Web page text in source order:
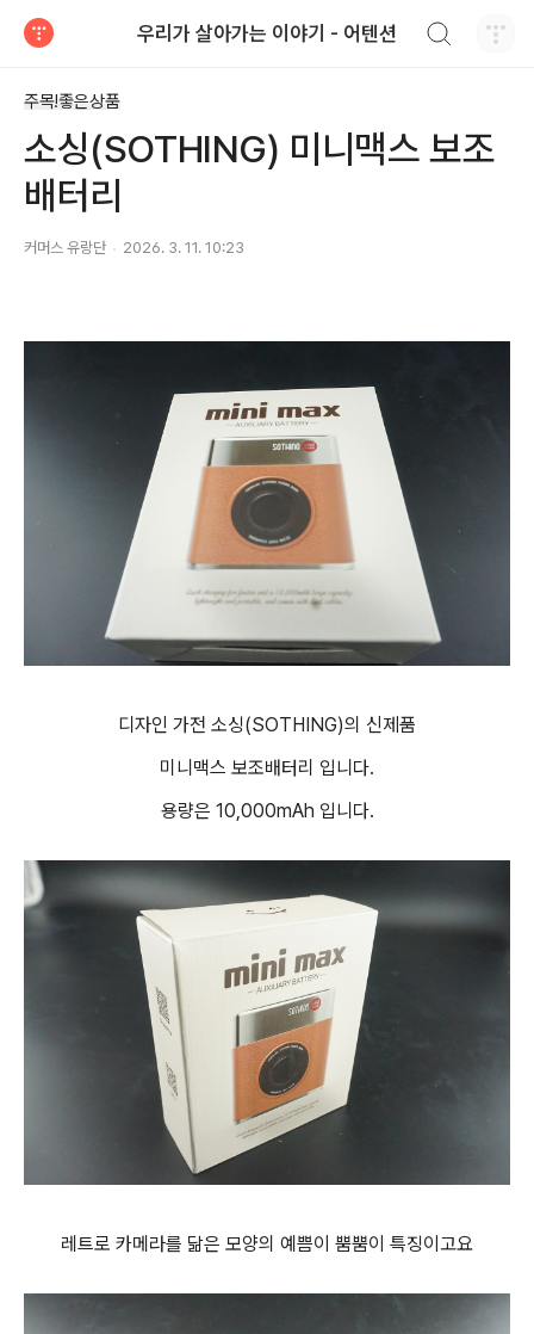
우리가 살아가는 이야기 - 어텐션
주목!좋은상품
소싱(SOTHING) 미니맥스 보조
배터리
커머스 유랑단 2026. 3. 11. 10:23
디자인 가전 소싱(SOTHING)의 신제품
미니맥스 보조배터리 입니다.
용량은 10,000mAh 입니다.
레트로 카메라를 닮은 모양의 예쁨이 뿜뿜이 특징이고요